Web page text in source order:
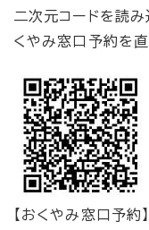
二次元コードを読
くやみ窓口予約を
【おくやみ窓口予約】